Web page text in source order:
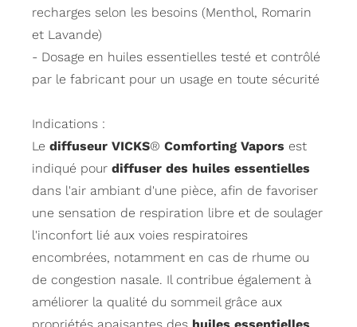
recharges selon les besoins (Menthol, Romarin
et Lavande)
- Dosage en huiles essentielles testé et contrôlé
par le fabricant pour un usage en toute sécurité
Indications :
Le diffuseur VICKS® Comforting Vapors est
indiqué pour diffuser des huiles essentielles
dans l'air ambiant d'une pièce, afin de favoriser
une sensation de respiration libre et de soulager
l'inconfort lié aux voies respiratoires
encombrées, notamment en cas de rhume ou
de congestion nasale. Il contribue également à
améliorer la qualité du sommeil grâce aux